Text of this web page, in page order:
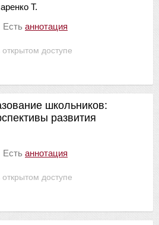
доступе
Т.
Есть аннотация
доступе
школьников:
развития
Есть аннотация